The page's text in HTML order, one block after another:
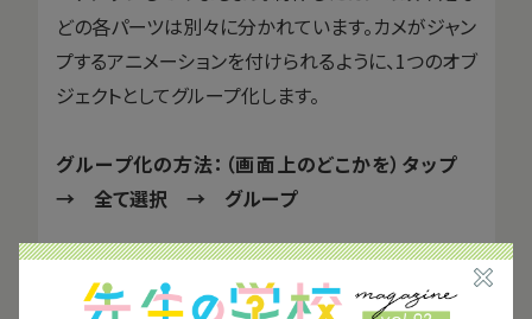
どの各パーツは別々に分かれています。カメがジャン
プするアニメーションを付けられるように、1つのオブ
ジェクトとしてグループ化します。
グループ化の方法：（画面上のどこかを）タップ
→ 全て選択 → グループ
ただし、お好みのパーツだけをグループ化したいとき
は、そのパーツを押したまま、別のパーツをタップす